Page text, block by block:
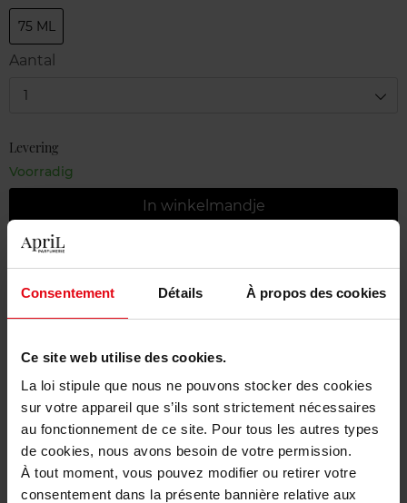
Consentement Détails À propos des cookies
Ce site web utilise des cookies.
La loi stipule que nous ne pouvons stocker des cookies
sur votre appareil que s’ils sont strictement nécessaires
au fonctionnement de ce site. Pour tous les autres types
de cookies, nous avons besoin de votre permission.
À tout moment, vous pouvez modifier ou retirer votre
consentement dans la présente bannière relative aux
75 ML
Aantal
1
Levering
Voorradig
In winkelmandje
Gratis levering bij aankoop van min. 55€
Gratis retour in je winkelpunt
Gratis verpakking
Beschrijving
Gebruiksadvies